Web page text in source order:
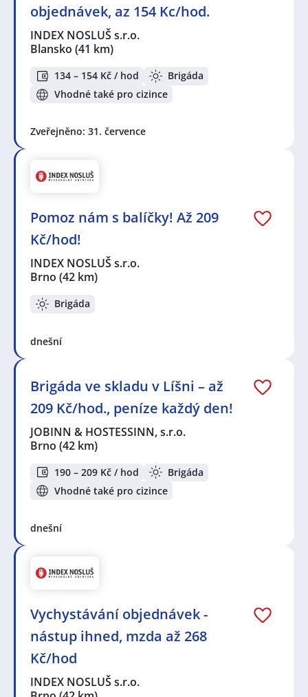
objednávek, az 154 Kc/hod.
INDEX NOSLUŠ s.r.o.
Blansko (41 km)
134 – 154 Kč / hod
Brigáda
Vhodné také pro cizince
Zveřejněno: 31. července
Pomoz nám s balíčky! Až 209
Kč/hod!
INDEX NOSLUŠ s.r.o.
Brno (42 km)
Brigáda
dnešní
Brigáda ve skladu v Líšni – až
209 Kč/hod., peníze každý den!
JOBINN & HOSTESSINN, s.r.o.
Brno (42 km)
190 – 209 Kč / hod
Brigáda
Vhodné také pro cizince
dnešní
Vychystávání objednávek -
nástup ihned, mzda až 268
Kč/hod
INDEX NOSLUŠ s.r.o.